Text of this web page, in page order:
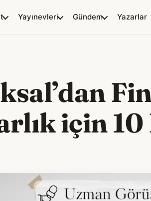
Yayınevleri Gündem Yazarlar
için